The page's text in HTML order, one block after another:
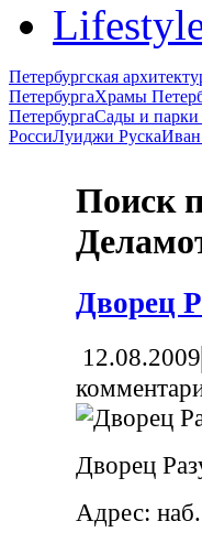
Петербургская
ПетербургаХрамы
ПетербургаСады и парки
РоссиЛуиджи РускаИван
Поиск
Дворец
12.08.2009
Дворец
Адрес: